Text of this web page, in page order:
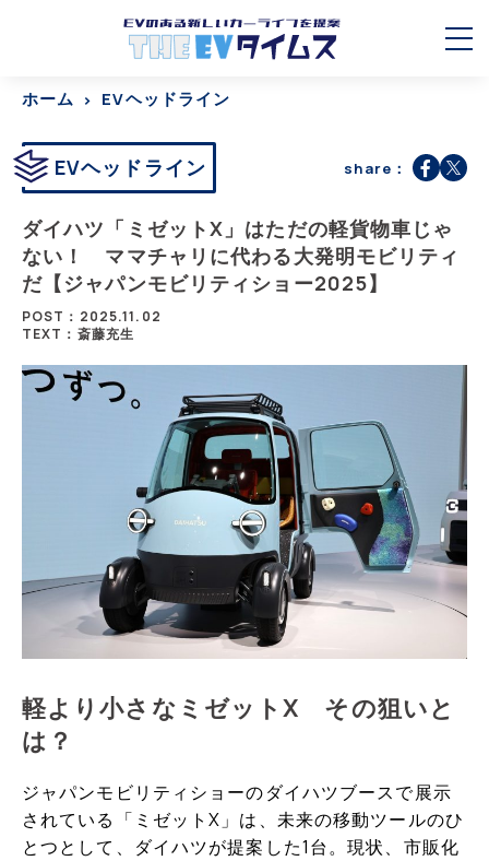
ホーム EVヘッドライン
EVヘッドライン share：
ダイハツ「ミゼットX」はただの軽貨物車じゃ
ない！ ママチャリに代わる大発明モビリティ
だ【ジャパンモビリティショー2025】
POST：2025.11.02
TEXT：斎藤充生
軽より小さなミゼットX その狙いと
は？
ジャパンモビリティショーのダイハツブースで展示
されている「ミゼットX」は、未来の移動ツールのひ
とつとして、ダイハツが提案した1台。現状、市販化